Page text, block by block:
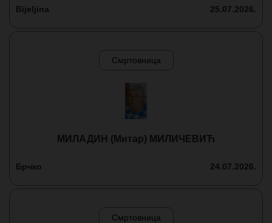
Bijeljina 25.07.2026.
Смртовница
МИЛАДИН (Митар) МИЛИЧЕВИЋ
Брчко 24.07.2026.
Смртовница